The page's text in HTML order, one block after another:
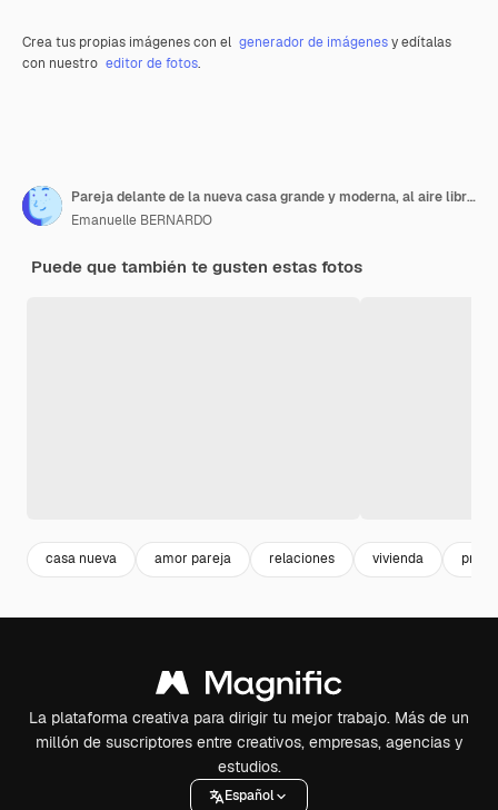
Crea tus propias imágenes con el generador de imágenesy edítalas
con nuestro editor de fotos.
Pareja delante de la nueva casa grande y moderna, al aire libre. Pareja feliz con casa de ensueño en el fondo.
Emanuelle BERNARDO
Puede que también te gusten estas fotos
casa nueva amor pareja relaciones vivienda
La plataforma creativa para dirigir tu mejor trabajo. Más de un
millón de suscriptores entre creativos, empresas, agencias y
estudios.
Español